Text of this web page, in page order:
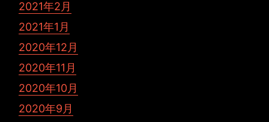
2021年2月
2021年1月
2020年12月
2020年11月
2020年10月
2020年9月